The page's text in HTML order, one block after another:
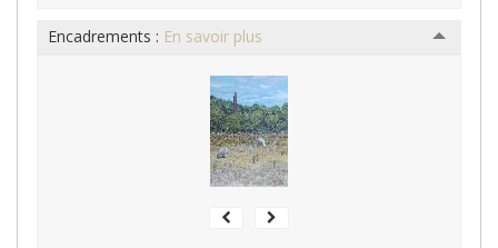
Encadrements : En savoir plus